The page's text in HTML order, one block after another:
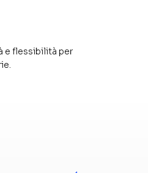
e flessibilità per